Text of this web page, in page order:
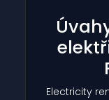
Electricity